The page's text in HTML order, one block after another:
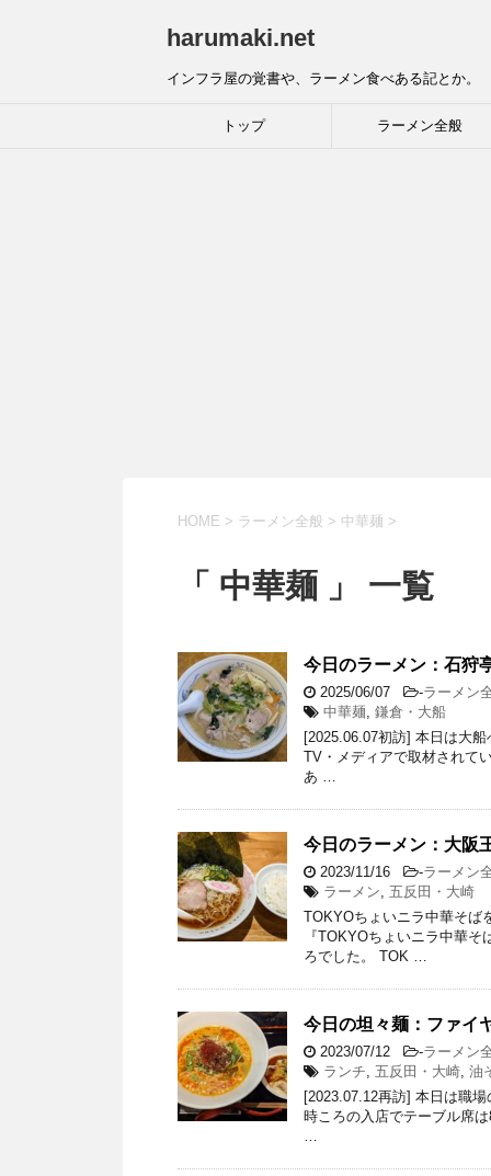
harumaki.net
インフラ屋の覚書や、ラーメン食べある記とか。
トップ ラーメン全般
HOME > ラーメン全般 > 中華麺 >
「 中華麺 」 一覧
今日のラーメン：石狩
2025/06/07 -ラーメン
中華麺, 鎌倉・大船
[2025.06.07初訪] 本日は大
TV・メディアで取材されて
あ …
今日のラーメン：大阪
2023/11/16 -ラーメン
ラーメン, 五反田・大崎
TOKYOちょいニラ中華そば
『TOKYOちょいニラ中華
ろでした。 TOK …
今日の坦々麺：ファイ
2023/07/12 -ラーメン
ランチ, 五反田・大崎, 油
[2023.07.12再訪] 本日は職
時ころの入店でテーブル席
…